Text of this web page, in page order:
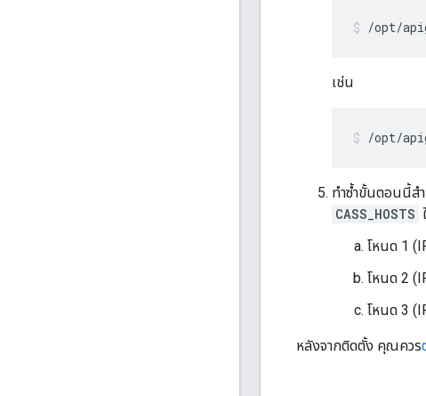
/opt/
เช่น
/opt/
ทำซ้ำขั้นตอนนี้ส
CASS_HOSTS
โหนด 1
โหนด 2
โหนด 3
หลังจากติดตั้ง คุณควร